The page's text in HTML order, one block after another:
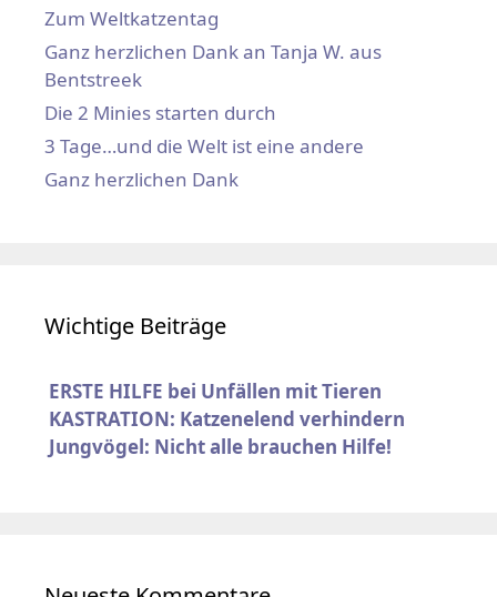
Zum Weltkatzentag
Ganz herzlichen Dank an Tanja W. aus
Bentstreek
Die 2 Minies starten durch
3 Tage…und die Welt ist eine andere
Ganz herzlichen Dank
Wichtige Beiträge
ERSTE HILFE bei Unfällen mit Tieren
KASTRATION: Katzenelend verhindern
Jungvögel: Nicht alle brauchen Hilfe!